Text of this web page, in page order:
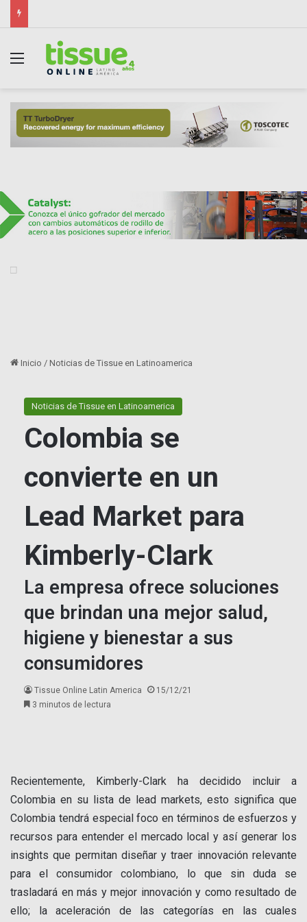
Menú
Inicio / Noticias de Tissue en Latinoamerica
Noticias de Tissue en Latinoamerica
Colombia se
convierte en un
Lead Market para
Kimberly-Clark
La empresa ofrece soluciones
que brindan una mejor salud,
higiene y bienestar a sus
consumidores
Tissue Online Latin America
15/12/21
3 minutos de lectura
Recientemente, Kimberly-Clark ha decidido incluir a
Colombia en su lista de lead markets, esto significa que
Colombia tendrá especial foco en términos de esfuerzos y
recursos para entender el mercado local y así generar los
insights que permitan diseñar y traer innovación relevante
para el consumidor colombiano, lo que sin duda se
trasladará en más y mejor innovación y como resultado de
ello; la aceleración de las categorías en las cuales